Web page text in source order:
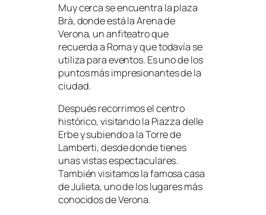
Muy cerca se encuentra la plaza
Brà, donde está la Arena de
Verona, un anfiteatro que
recuerda a Roma y que todavía se
utiliza para eventos. Es uno de los
puntos más impresionantes de la
ciudad.
Después recorrimos el centro
histórico, visitando la Piazza delle
Erbe y subiendo a la Torre de
Lamberti, desde donde tienes
unas vistas espectaculares.
También visitamos la famosa casa
de Julieta, uno de los lugares más
conocidos de Verona.